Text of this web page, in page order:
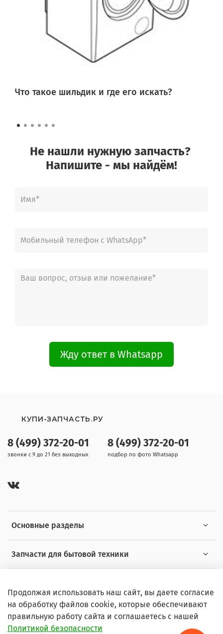
Что такое шильдик и где его искать?
Не нашли нужную запчасть?
Напишите - мы найдём!
Жду ответ в Whatsapp
Основные разделы
Запчасти для бытовой техники
8 (499) 372-20-01
звонки с 9 до 21 без выходных
8 (499) 372-20-01
подбор по фото Whatsapp
КУПИ-ЗАПЧАСТЬ.РУ
Продолжая использовать наш сайт, вы даете согласие
на обработку файлов cookie, которые обеспечивают
правильную работу сайта и соглашаетесь с нашей
Политикой безопасности